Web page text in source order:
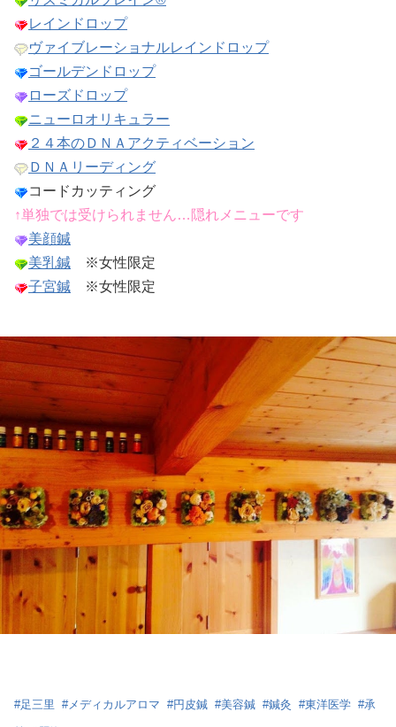
レインドロップ
ヴァイブレーショナルレインドロップ
ゴールデンドロップ
ローズドロップ
ニューロオリキュラー
２４本のＤＮＡアクティベーション
ＤＮＡリーディング
コードカッティング
↑単独では受けられません…隠れメニューです
美顔鍼
美乳鍼 ※女性限定
子宮鍼 ※女性限定
#足三里 #メディカルアロマ #円皮鍼 #美容鍼 #鍼灸 #東洋医学 #承